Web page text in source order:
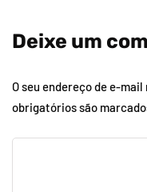
Deixe um
O seu endereço de e-
obrigatórios são